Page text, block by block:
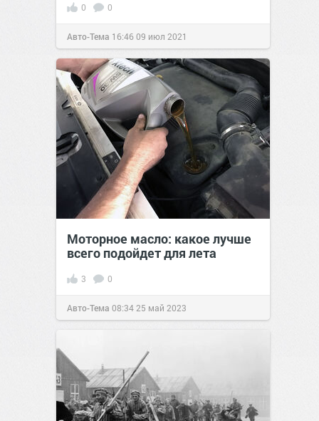
0 0
Авто-Тема 16:4609 июл 2021
Моторное масло: какое лучше
всего подойдет для лета
3 0
Авто-Тема 08:34 25 май 2023